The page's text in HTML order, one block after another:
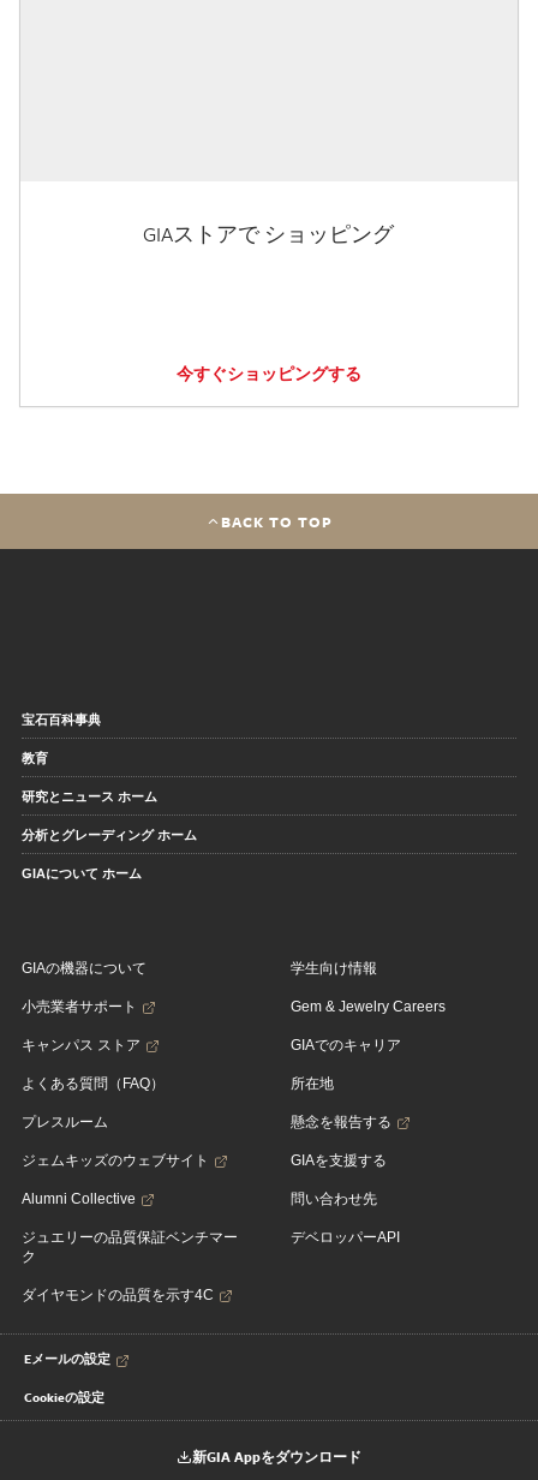
GIAストアで ショッピング
今すぐショッピングする
BACK TO TOP
宝石百科事典
教育
研究とニュース ホーム
分析とグレーディング ホーム
GIAについて ホーム
GIAの機器について
小売業者サポート
キャンパス ストア
よくある質問（FAQ）
プレスルーム
ジェムキッズのウェブサイト
Alumni Collective
ジュエリーの品質保証ベンチマー
ク
ダイヤモンドの品質を示す4C
学生向け情報
Gem & Jewelry Careers
GIAでのキャリア
所在地
懸念を報告する
GIAを支援する
問い合わせ先
デベロッパーAPI
Eメールの設定
Cookieの設定
新GIA Appをダウンロード